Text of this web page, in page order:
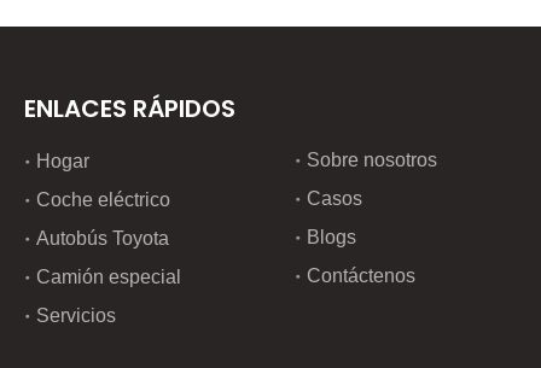
ENLACES RÁPIDOS
Hogar
Coche eléctrico
Autobús Toyota
Camión especial
Servicios
Sobre nosotros
Casos
Blogs
Contáctenos